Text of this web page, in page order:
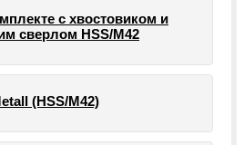
с хвостовиком и
сверлом HSS/М42
(HSS/М42)